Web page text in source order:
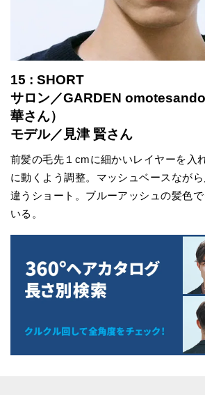
15 : SHORT
サロン／GARDEN
華さん）
モデル／見津 賢さん
前髪の毛先１cmに細かいレイヤーを入
に動くよう調整。マッシュベースなが
違うショート。ブルーアッシュの髪色
いる。